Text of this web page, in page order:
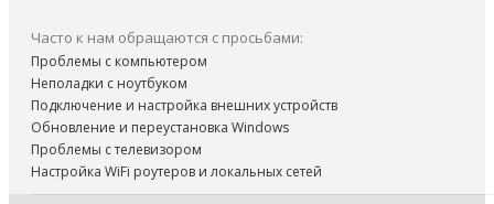
Часто к нам обращаются с просьбами:
Проблемы с компьютером
Неполадки с ноутбуком
Подключение и настройка внешних устройств
Обновление и переустановка Windows
Проблемы с телевизором
Настройка WiFi роутеров и локальных сетей